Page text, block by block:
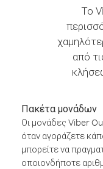
Το
από
Πακέτα μονάδων
Οι μονάδες Viber
όταν αγοράζετε
μπορείτε να
οποιονδήποτε